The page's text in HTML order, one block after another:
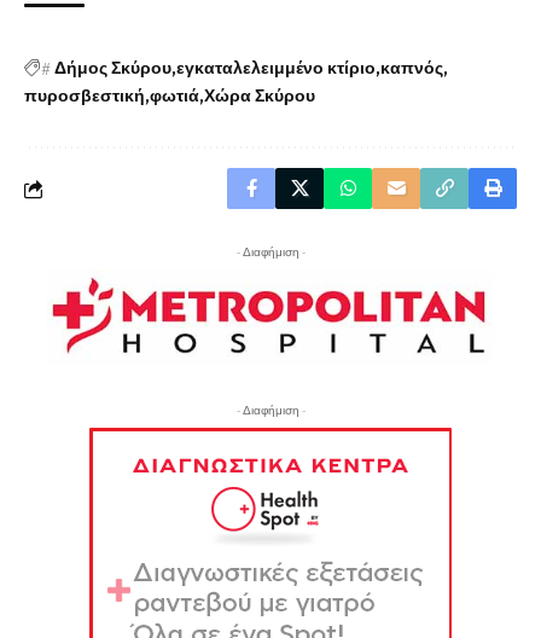
#Δήμος Σκύρου εγκαταλελειμμένο κτίριο καπνός
πυροσβεστική φωτιά Χώρα Σκύρου
- Διαφήμιση -
- Διαφήμιση -